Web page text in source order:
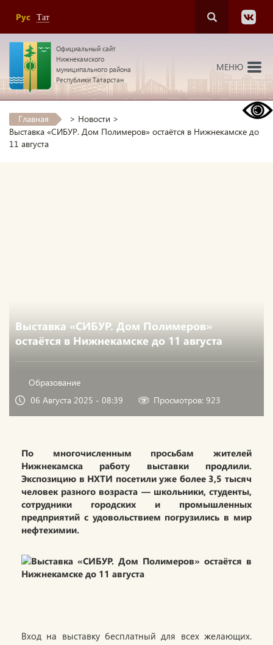
Рус Тат
Официальный сайт
Нижнекамского
муниципального района
Республики Татарстан
МЕНЮ
Главная > Новости >
Выставка «СИБУР. Дом Полимеров» остаётся в Нижнекамске до
11 августа
Выставка «СИБУР. Дом Полимеров»
остаётся в Нижнекамске до 11 августа
Образование
06 Августа 2025 - 08:39
Просмотров: 923
По многочисленным просьбам жителей
Нижнекамска работу выставки продлили.
Экспозицию в НХТИ посетили уже более 3,5 тысяч
человек разного возраста — школьники, студенты,
сотрудники городских и промышленных
предприятий с удовольствием погрузились в мир
нефтехимии.
Вход на выставку бесплатный для всех желающих.